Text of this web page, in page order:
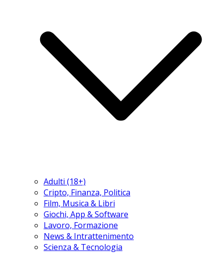
Adulti (18+)
Cripto, Finanza, Politica
Film, Musica & Libri
Giochi, App & Software
Lavoro, Formazione
News & Intrattenimento
Scienza & Tecnologia